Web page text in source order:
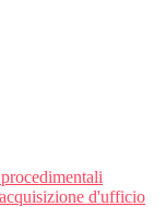
d'ufficio